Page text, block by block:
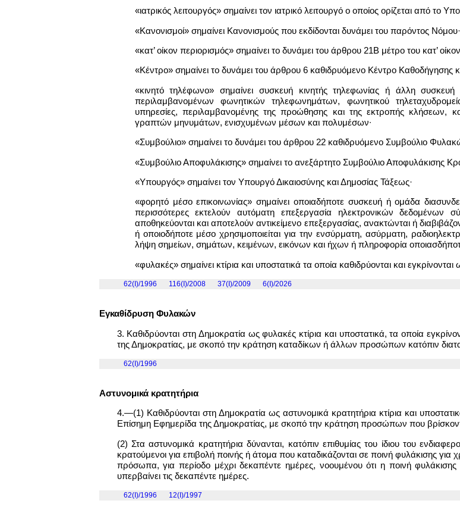
«ιατρικός λειτουργός» σημαίνει τον ιατρικό λειτουργό ο οποίος ορίζεται από το
«Κανονισμοί» σημαίνει Κανονισμούς που εκδίδονται δυνάμει του παρόντος Νόμου·
«κατ’ οίκον περιορισμός» σημαίνει το δυνάμει του άρθρου 21Β μέτρο του κατ’
«Κέντρο» σημαίνει το δυνάμει του άρθρου 6 καθιδρυόμενο Κέντρο Καθοδήγησης
«κινητό τηλέφωνο» σημαίνει συσκευή κινητής τηλεφωνίας ή άλλη
περιλαμβανομένων φωνητικών τηλεφωνημάτων, φωνητικού
υπηρεσίες, περιλαμβανομένης της προώθησης και της εκτροπής
γραπτών μηνυμάτων, ενισχυμένων μέσων και πολυμέσων∙
«Συμβούλιο» σημαίνει το δυνάμει του άρθρου 22 καθιδρυόμενο Συμβούλιο
«Συμβούλιο Αποφυλάκισης» σημαίνει το ανεξάρτητο Συμβούλιο Αποφυλάκισης
«Υπουργός» σημαίνει τον Υπουργό Δικαιοσύνης και Δημοσίας Τάξεως·
«φορητό μέσο επικοινωνίας» σημαίνει οποιαδήποτε συσκευή ή ομάδα
περισσότερες εκτελούν αυτόματη επεξεργασία ηλεκτρονικών
αποθηκεύονται και αποτελούν αντικείμενο επεξεργασίας, ανακτώνται ή
ή οποιοδήποτε μέσο χρησιμοποιείται για την ενσύρματη, ασύρματη,
λήψη σημείων, σημάτων, κειμένων, εικόνων και ήχων ή πληροφορία
«φυλακές» σημαίνει κτίρια και υποστατικά τα οποία καθιδρύονται και
62(I)/1996 116(Ι)/2008 37(Ι)/2009 6(I)/2026
Εγκαθίδρυση Φυλακών
3. Καθιδρύονται στη Δημοκρατία ως φυλακές κτίρια και υποστατικά, τα οποία
της Δημοκρατίας, με σκοπό την κράτηση καταδίκων ή άλλων προσώπων κατόπιν
62(I)/1996
Αστυνομικά κρατητήρια
4.—(1) Καθιδρύονται στη Δημοκρατία ως αστυνομικά κρατητήρια κτίρια και
Επίσημη Εφημερίδα της Δημοκρατίας, με σκοπό την κράτηση προσώπων που
(2) Στα αστυνομικά κρατητήρια δύνανται, κατόπιν επιθυμίας του ίδιου του
κρατούμενοι για επιβολή ποινής ή άτομα που καταδικάζονται σε ποινή φυλάκισης
πρόσωπα, για περίοδο μέχρι δεκαπέντε ημέρες, νοουμένου ότι η ποινή
υπερβαίνει τις δεκαπέντε ημέρες.
62(I)/1996 12(Ι)/1997